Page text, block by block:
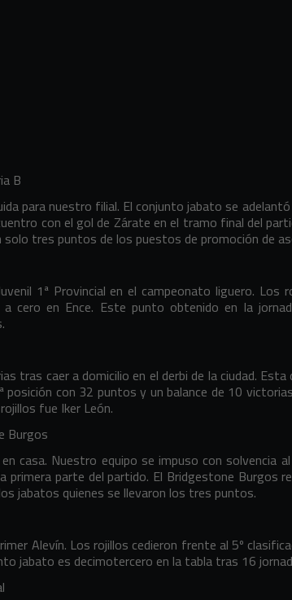
B
para nuestro filial. El conjunto jabato se
con el gol de Zárate en el tramo final del
tres puntos de los puestos de promoción de
1ª Provincial en el campeonato liguero. Los
cero en Ence. Este punto obtenido en la
tras caer a domicilio en el derbi de la ciudad.
posición con 32 puntos y un balance de 10
fue Iker León.
Burgos
casa. Nuestro equipo se impuso con solvencia
primera parte del partido. El Bridgestone Burgos
jabatos quienes se llevaron los tres puntos.
Alevín. Los rojillos cedieron frente al 5º
jabato es decimotercero en la tabla tras 16